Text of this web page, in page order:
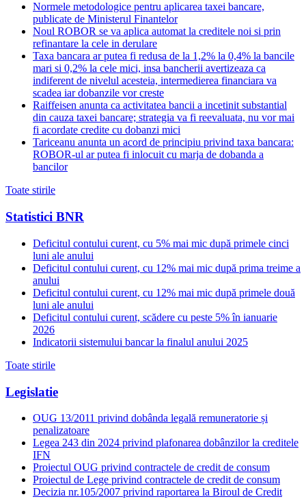
Normele metodologice pentru aplicarea taxei bancare,
publicate de Ministerul Finantelor
Noul ROBOR se va aplica automat la creditele noi si prin
refinantare la cele in derulare
Taxa bancara ar putea fi redusa de la 1,2% la 0,4% la bancile
mari si 0,2% la cele mici, insa bancherii avertizeaza ca
indiferent de nivelul acesteia, intermedierea financiara va
scadea iar dobanzile vor creste
Raiffeisen anunta ca activitatea bancii a incetinit substantial
din cauza taxei bancare; strategia va fi reevaluata, nu vor mai
fi acordate credite cu dobanzi mici
Tariceanu anunta un acord de principiu privind taxa bancara:
ROBOR-ul ar putea fi inlocuit cu marja de dobanda a
bancilor
Toate stirile
Statistici BNR
Deficitul contului curent, cu 5% mai mic după primele cinci
luni ale anului
Deficitul contului curent, cu 12% mai mic după prima treime a
anului
Deficitul contului curent, cu 12% mai mic după primele două
luni ale anului
Deficitul contului curent, scădere cu peste 5% în ianuarie
2026
Indicatorii sistemului bancar la finalul anului 2025
Toate stirile
Legislatie
OUG 13/2011 privind dobânda legală remuneratorie și
penalizatoare
Legea 243 din 2024 privind plafonarea dobânzilor la creditele
IFN
Proiectul OUG privind contractele de credit de consum
Proiectul de Lege privind contractele de credit de consum
Decizia nr.105/2007 privind raportarea la Biroul de Credit